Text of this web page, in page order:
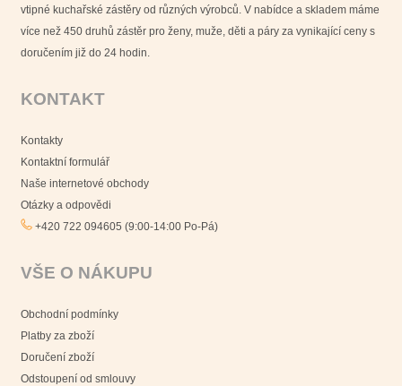
vtipné kuchařské zástěry od různých výrobců. V nabídce a skladem máme
více než 450 druhů zástěr pro ženy, muže, děti a páry za vynikající ceny s
doručením již do 24 hodin.
KONTAKT
Kontakty
Kontaktní formulář
Naše internetové obchody
Otázky a odpovědi
+420 722 094605 (9:00-14:00 Po-Pá)
VŠE O NÁKUPU
Obchodní podmínky
Platby za zboží
Doručení zboží
Odstoupení od smlouvy